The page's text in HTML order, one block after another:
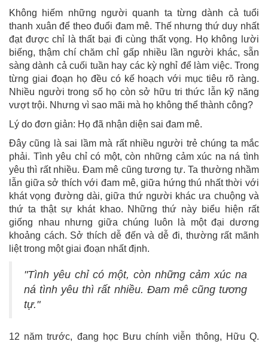
Không hiếm những người quanh ta từng dành cả tuổi
thanh xuân để theo đuổi đam mê. Thế nhưng thứ duy nhất
đạt được chỉ là thất bại đi cùng thất vọng. Họ không lười
biếng, thậm chí chăm chỉ gấp nhiều lần người khác, sẵn
sàng dành cả cuối tuần hay các kỳ nghỉ để làm việc. Trong
từng giai đoạn họ đều có kế hoạch với mục tiêu rõ ràng.
Nhiều người trong số họ còn sở hữu tri thức lẫn kỹ năng
vượt trội. Nhưng vì sao mãi mà họ không thể thành công?
Lý do đơn giản: Họ đã nhận diện sai đam mê.
Đây cũng là sai lầm mà rất nhiều người trẻ chúng ta mắc
phải. Tình yêu chỉ có một, còn những cảm xúc na ná tình
yêu thì rất nhiều. Đam mê cũng tương tự. Ta thường nhầm
lẫn giữa sở thích với đam mê, giữa hứng thú nhất thời với
khát vọng đường dài, giữa thứ người khác ưa chuộng và
thứ ta thật sự khát khao. Những thứ này biểu hiện rất
giống nhau nhưng giữa chúng luôn là một đại dương
khoảng cách. Sở thích dễ đến và dễ đi, thường rất mãnh
liệt trong một giai đoạn nhất định.
"Tình yêu chỉ có một, còn những cảm xúc na
ná tình yêu thì rất nhiều. Đam mê cũng tương
tự."
12 năm trước, đang học Bưu chính viễn thông, Hữu Q.